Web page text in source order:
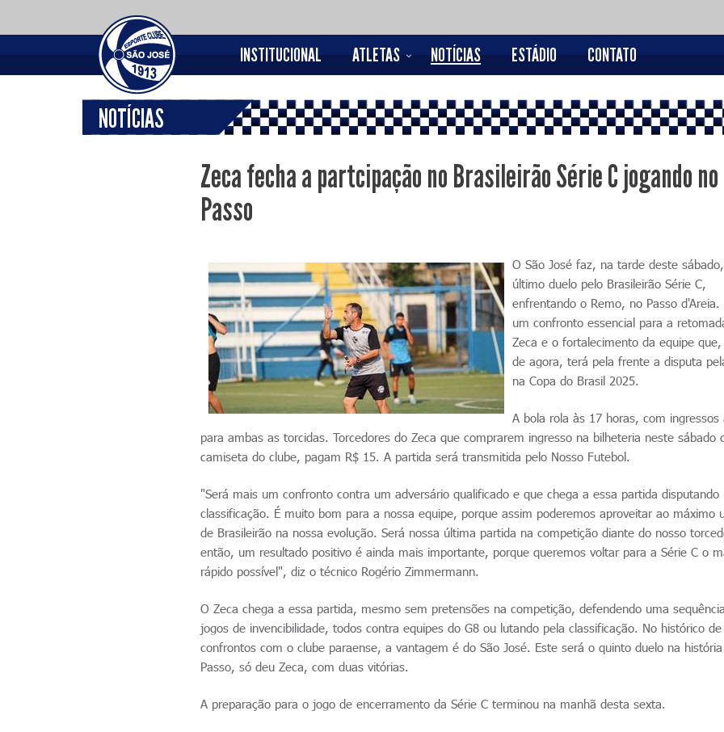
INSTITUCIONAL ATLETAS NOTÍCIAS ESTÁDIO CONTATO
NOTÍCIAS
Zeca fecha a partcipação no Brasileirão Série C jogando no
Passo
O São José faz, na tarde deste
último duelo pelo Brasileirão Série C,
enfrentando o Remo, no Passo d'Areia.
um confronto essencial para a
Zeca e o fortalecimento da equipe
de agora, terá pela frente a disputa
na Copa do Brasil 2025.
A bola rola às 17 horas, com ingressos
para ambas as torcidas. Torcedores do Zeca que comprarem ingresso na bilheteria neste sábado
camiseta do clube, pagam R$ 15. A partida será transmitida pelo Nosso Futebol.
"Será mais um confronto contra um adversário qualificado e que chega a essa partida disputando
classificação. É muito bom para a nossa equipe, porque assim poderemos aproveitar ao máximo
de Brasileirão na nossa evolução. Será nossa última partida na competição diante do nosso
então, um resultado positivo é ainda mais importante, porque queremos voltar para a Série C o
rápido possível", diz o técnico Rogério Zimmermann.
O Zeca chega a essa partida, mesmo sem pretensões na competição, defendendo uma
jogos de invencibilidade, todos contra equipes do G8 ou lutando pela classificação. No histórico de
confrontos com o clube paraense, a vantagem é do São José. Este será o quinto duelo na
Passo, só deu Zeca, com duas vitórias.
A preparação para o jogo de encerramento da Série C terminou na manhã desta sexta.